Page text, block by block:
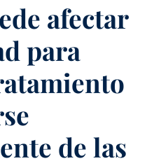
afectar
para
de las